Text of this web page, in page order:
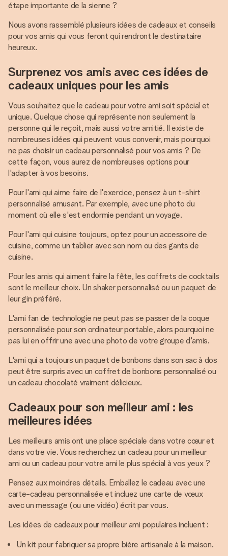
étape importante de la sienne ?
Nous avons rassemblé plusieurs idées de cadeaux et conseils
pour vos amis qui vous feront qui rendront le destinataire
heureux.
Surprenez vos amis avec ces idées de
cadeaux uniques pour les amis
Vous souhaitez que le cadeau pour votre ami soit spécial et
unique. Quelque chose qui représente non seulement la
personne qui le reçoit, mais aussi votre amitié. Il existe de
nombreuses idées qui peuvent vous convenir, mais pourquoi
ne pas choisir un cadeau personnalisé pour vos amis ? De
cette façon, vous aurez de nombreuses options pour
l'adapter à vos besoins.
Pour l'ami qui aime faire de l'exercice, pensez à un t-shirt
personnalisé amusant. Par exemple, avec une photo du
moment où elle s'est endormie pendant un voyage.
Pour l'ami qui cuisine toujours, optez pour un accessoire de
cuisine, comme un tablier avec son nom ou des gants de
cuisine.
Pour les amis qui aiment faire la fête, les coffrets de cocktails
sont le meilleur choix. Un shaker personnalisé ou un paquet de
leur gin préféré.
L'ami fan de technologie ne peut pas se passer de la coque
personnalisée pour son ordinateur portable, alors pourquoi ne
pas lui en offrir une avec une photo de votre groupe d'amis.
L'ami qui a toujours un paquet de bonbons dans son sac à dos
peut être surpris avec un coffret de bonbons personnalisé ou
un cadeau chocolaté vraiment délicieux.
Cadeaux pour son meilleur ami : les
meilleures idées
Les meilleurs amis ont une place spéciale dans votre cœur et
dans votre vie. Vous recherchez un cadeau pour un meilleur
ami ou un cadeau pour votre ami le plus spécial à vos yeux ?
Pensez aux moindres détails. Emballez le cadeau avec une
carte-cadeau personnalisée et incluez une carte de vœux
avec un message (ou une vidéo) écrit par vous.
Les idées de cadeaux pour meilleur ami populaires incluent :
Un kit pour fabriquer sa propre bière artisanale à la maison.